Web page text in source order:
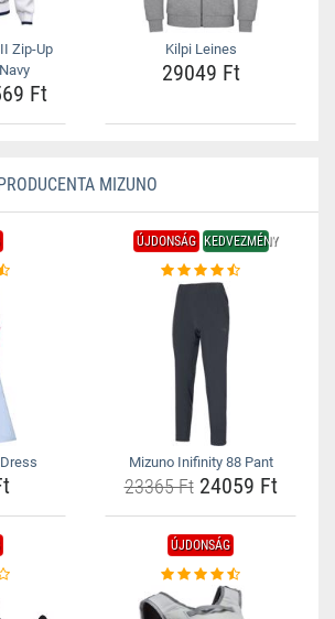
Zip-Up
Ft
Kilpi Leines
29049 Ft
MIZUNO
ÚJDONSÁG KEDVEZMÉNY
Mizuno Inifinity 88 Pant
23365 Ft24059 Ft
ÚJDONSÁG